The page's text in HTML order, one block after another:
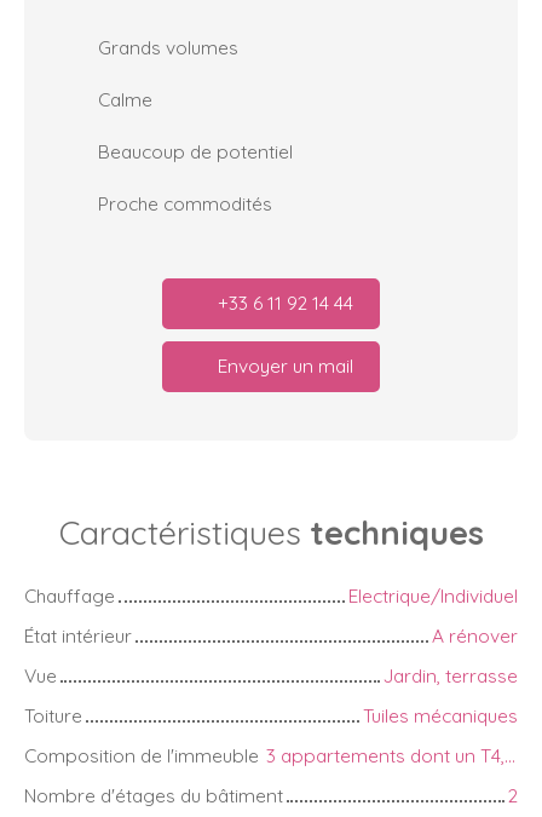
Grands volumes
Calme
Beaucoup de potentiel
Proche commodités
+33 6 11 92 14 44
Envoyer un mail
Caractéristiques techniques
Chauffage
Electrique/Individuel
État intérieur
A rénover
Vue
Jardin, terrasse
Toiture
Tuiles mécaniques
Composition de l'immeuble
3 appartements dont un T4, un T3 et un T2, combles aménageables, un jardin de 167 m²
Nombre d'étages du bâtiment
2